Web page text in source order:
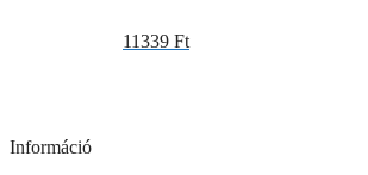
11339 Ft
Információ